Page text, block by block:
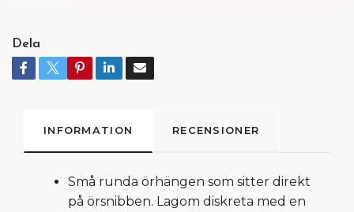
Dela
INFORMATION RECENSIONER
Små runda örhängen som sitter direkt
på örsnibben. Lagom diskreta med en